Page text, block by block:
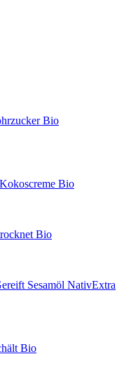
Bio
Bio
Bio
Sesamöl NativExtra
Bio